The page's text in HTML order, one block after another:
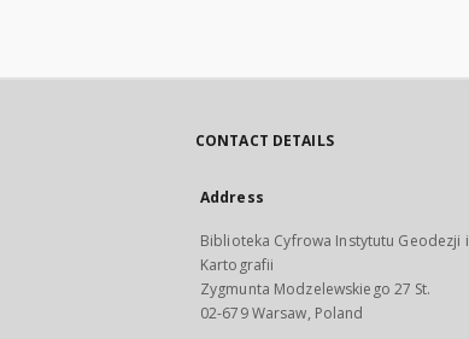
CONTACT DETAILS
Address
Biblioteka Cyfrowa Instytutu Geodezji i
Kartografii
Zygmunta Modzelewskiego 27 St.
02-679 Warsaw, Poland